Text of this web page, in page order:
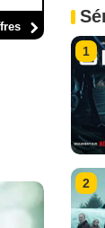
1
2